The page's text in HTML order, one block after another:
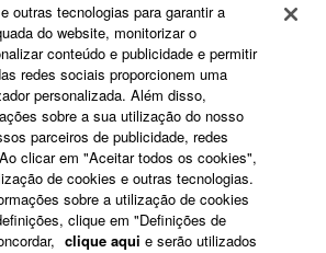
outras tecnologias para garantir a
do website, monitorizar o
conteúdo e publicidade e permitir
redes sociais proporcionem uma
personalizada. Além disso,
sobre a sua utilização do nosso
parceiros de publicidade, redes
clicar em "Aceitar todos os cookies",
de cookies e outras tecnologias.
sobre a utilização de cookies
clique em "Definições de
clique aqui e serão utilizados